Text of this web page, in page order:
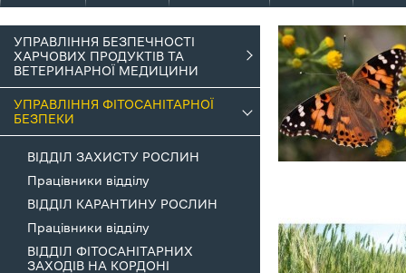
УПРАВЛІННЯ БЕЗПЕЧНОСТІ
ХАРЧОВИХ ПРОДУКТІВ ТА
ВЕТЕРИНАРНОЇ МЕДИЦИНИ
УПРАВЛІННЯ ФІТОСАНІТАРНОЇ
БЕЗПЕКИ
ВІДДІЛ ЗАХИСТУ РОСЛИН
Працівники відділу
ВІДДІЛ КАРАНТИНУ РОСЛИН
Працівники відділу
ВІДДІЛ ФІТОСАНІТАРНИХ
ЗАХОДІВ НА КОРДОНІ